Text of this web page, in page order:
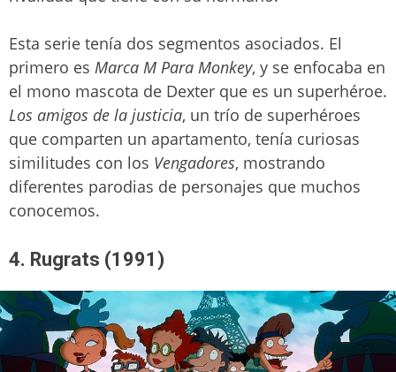
Esta serie tenía dos segmentos asociados. El
primero es Marca M Para Monkey, y se enfocaba en
el mono mascota de Dexter que es un superhéroe.
Los amigos de la justicia, un trío de superhéroes
que comparten un apartamento, tenía curiosas
similitudes con los Vengadores, mostrando
diferentes parodias de personajes que muchos
conocemos.
4. Rugrats (1991)